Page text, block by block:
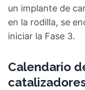
un implante de
en la rodilla, se
iniciar la Fase 3.
Calendario